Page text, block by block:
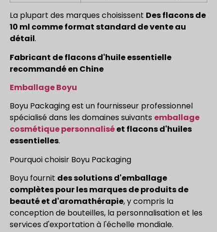
La plupart des marques choisissent Des flacons de
10 ml comme format standard de vente au
détail.
Fabricant de flacons d'huile essentielle
recommandé en Chine
Emballage Boyu
Boyu Packaging est un fournisseur professionnel
spécialisé dans les domaines suivants emballage
cosmétique personnaliséet flacons d'huiles
essentielles.
Pourquoi choisir Boyu Packaging
Boyu fournit des solutions d'emballage
complètes pour les marques de produits de
beauté et d'aromathérapie, y compris la
conception de bouteilles, la personnalisation et les
services d'exportation à l'échelle mondiale.